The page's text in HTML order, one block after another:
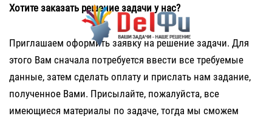
Хотите заказать решение задачи у нас?
Приглашаем оформить заявку на решение задачи. Для
этого Вам сначала потребуется ввести все требуемые
данные, затем сделать оплату и прислать нам задание,
полученное Вами. Присылайте, пожалуйста, все
имеющиеся материалы по задаче, тогда мы сможем